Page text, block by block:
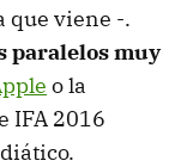
que viene -.
paralelos muy
o la
IFA 2016